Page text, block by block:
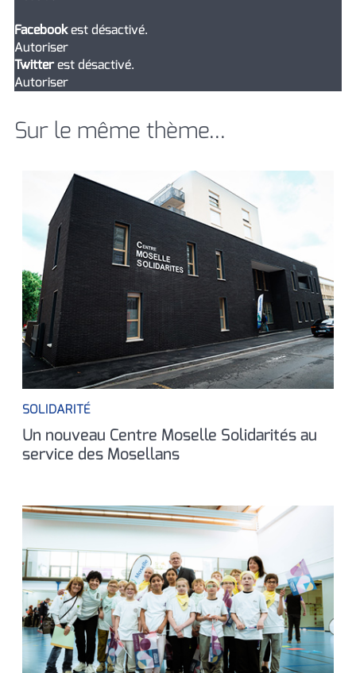
Facebookest désactivé.
Autoriser
Twitterest désactivé.
Autoriser
Sur le même thème...
SOLIDARITÉ
Un nouveau Centre Moselle Solidarités au
service des Mosellans